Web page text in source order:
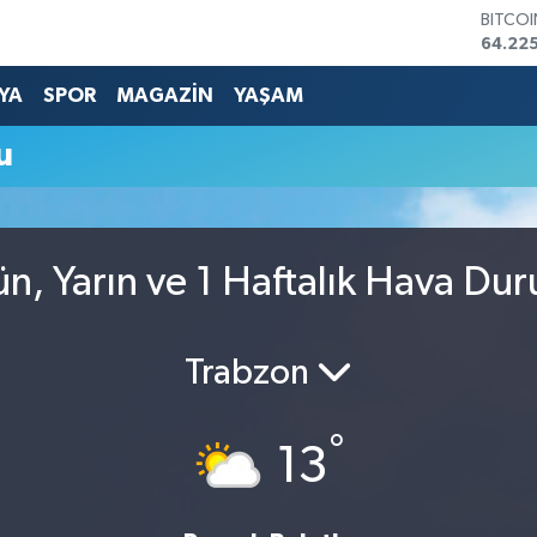
GRAM
13.799
SPOR MAGAZİN YAŞAM
Yarın ve 1 Haftalık Hava
Trabzon
13°